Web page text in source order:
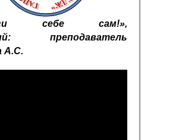
себе сам!»,
преподаватель
А.С.